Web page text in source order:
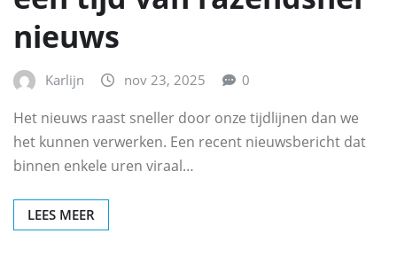
nieuws
Karlijn nov 23, 2025 0
Het nieuws raast sneller door onze tijdlijnen dan we
het kunnen verwerken. Een recent nieuwsbericht dat
binnen enkele uren viraal…
LEES MEER